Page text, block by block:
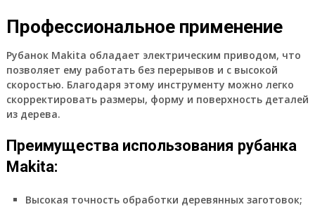
Профессиональное применение
Рубанок Makita обладает электрическим приводом, что
позволяет ему работать без перерывов и с высокой
скоростью. Благодаря этому инструменту можно легко
скорректировать размеры, форму и поверхность деталей
из дерева.
Преимущества использования рубанка
Makita:
Высокая точность обработки деревянных заготовок;